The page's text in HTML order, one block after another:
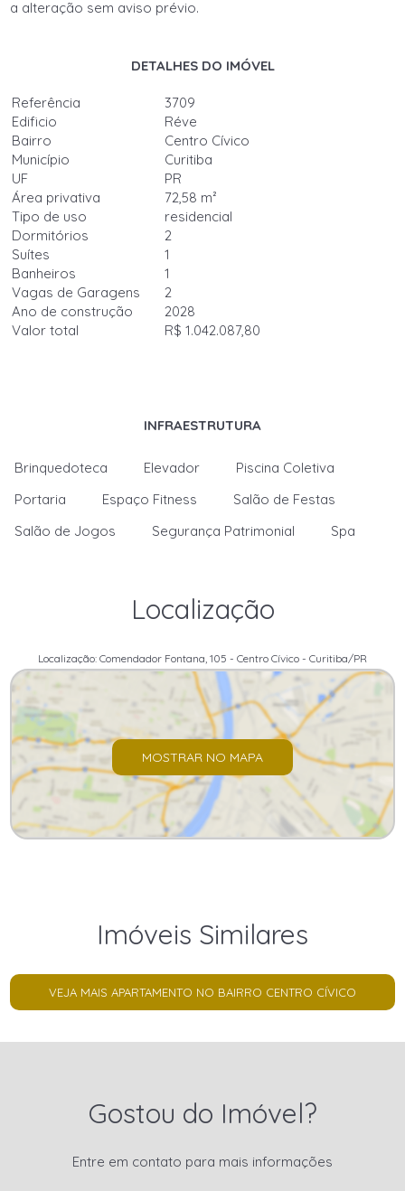
a alteração sem aviso prévio.
DETALHES DO IMÓVEL
Referência
3709
Edificio
Réve
Bairro
Centro Cívico
Município
Curitiba
UF
PR
Área privativa
72,58 m²
Tipo de uso
residencial
Dormitórios
2
Suítes
1
Banheiros
1
Vagas de Garagens
2
Ano de construção
2028
Valor total
R$ 1.042.087,80
INFRAESTRUTURA
Brinquedoteca Elevador
Piscina Coletiva
Portaria
Espaço Fitness
Salão de Festas
Salão de Jogos
Segurança Patrimonial Spa
Localização
Localização: Comendador Fontana, 105 - Centro Cívico - Curitiba/PR
MOSTRAR NO MAPA
Imóveis Similares
VEJA MAIS APARTAMENTO NO BAIRRO CENTRO CÍVICO
Gostou do Imóvel?
Entre em contato para mais informações